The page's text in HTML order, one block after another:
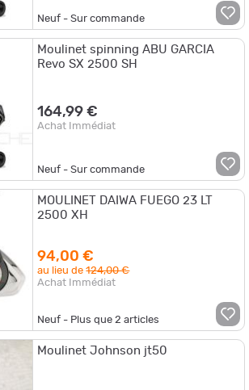
Neuf - Sur commande
Moulinet spinning ABU GARCIA
Revo SX 2500 SH
164,99 €
Achat Immédiat
Neuf - Sur commande
MOULINET DAIWA FUEGO 23 LT
2500 XH
94,00 €
au lieu de124,00 €
Achat Immédiat
Neuf - Plus que2 articles
Moulinet Johnson jt50